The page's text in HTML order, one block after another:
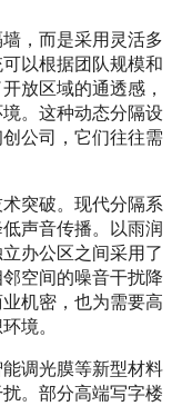
，而是采用灵活多
以根据团队规模和
放区域的通透感，
。这种动态分隔设
公司，它们往往需
突破。现代分隔系
声音传播。以雨润
办公区之间采用了
空间的噪音干扰降
机密，也为需要高
境。
调光膜等新型材料
。部分高端写字楼